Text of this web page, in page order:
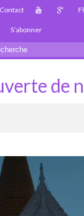
Contact
S’abonner
de
Infos